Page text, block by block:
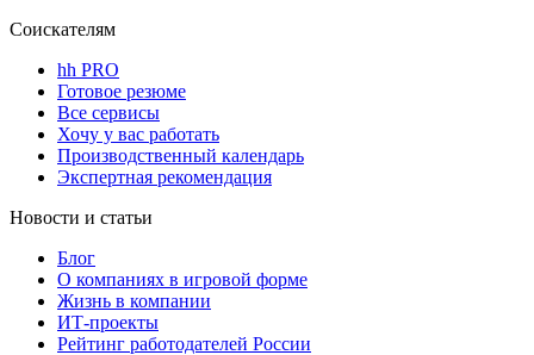
Соискателям
hh PRO
Готовое резюме
Все сервисы
Хочу у вас работать
Производственный календарь
Экспертная рекомендация
Новости и статьи
Блог
О компаниях в игровой форме
Жизнь в компании
ИТ-проекты
Рейтинг работодателей России